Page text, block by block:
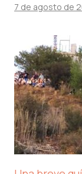
7 de agosto de